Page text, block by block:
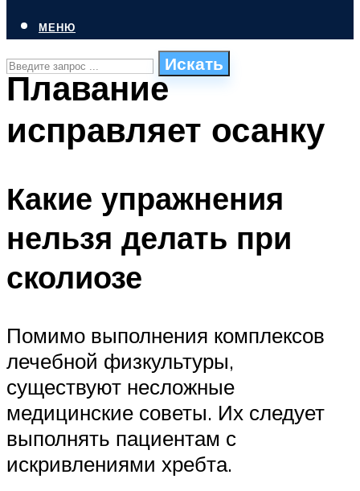
Искать
ПЛАВАНЬЕ ДЛЯ ДЕТЕЙ
ОЧИСТКА БАССЕЙНОВ
МЕНЮ
Плавание
исправляет осанку
Какие упражнения
нельзя делать при
сколиозе
Помимо выполнения комплексов
лечебной физкультуры,
существуют несложные
медицинские советы. Их следует
выполнять пациентам с
искривлениями хребта.